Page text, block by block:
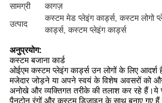
सामग्री
कागज़
उत्पाद
कस्टम मेड प्लेइंग कार्ड्स, कस्टम लोगो
कार्ड्स, कस्टम प्लेइंग कार्ड्स
अनुप्रयोग:
कस्टम बजाना कार्ड
ओईएम कस्टम प्लेइंग कार्ड्स उन लोगों के लिए
मजेदार जोड़ने या अपने स्वयं के विशेष अवसरों को
अनोखे और व्यक्तिगत तरीके की तलाश कर रहे हैं।ये
पैनटोन रंगों और कस्टम डिज़ाइन के साथ बनाए गए